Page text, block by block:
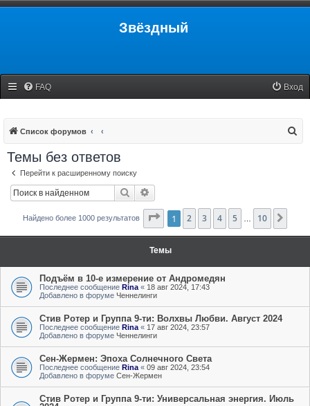
Звёздный
FAQ Вход
Список форумов
Темы без ответов
Перейти к расширенному поиску
Поиск
Найдено более 1000 результатов Страница1 из
1 2 3 4 5 10
Темы
Подъём в 10-е измерение от Андромедян
Последнее сообщение Rina « 18 авг 2024, 17:43
Добавлено в форуме Ченнелинги
Стив Ротер и Группа 9-ти: Волхвы Любви. Август 2024
Последнее сообщение Rina « 17 авг 2024, 23:57
Добавлено в форуме Ченнелинги
Сен-Жермен: Эпоха Солнечного Света
Последнее сообщение Rina « 09 авг 2024, 23:54
Добавлено в форуме Сен-Жермен
Стив Ротер и Группа 9-ти: Универсальная энергия. Июль